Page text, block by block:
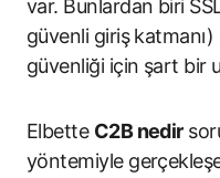
var. Bunlardan biri
güvenli giriş katmanı)
güvenliği için şart bir
Elbette C2B nedir
yöntemiyle